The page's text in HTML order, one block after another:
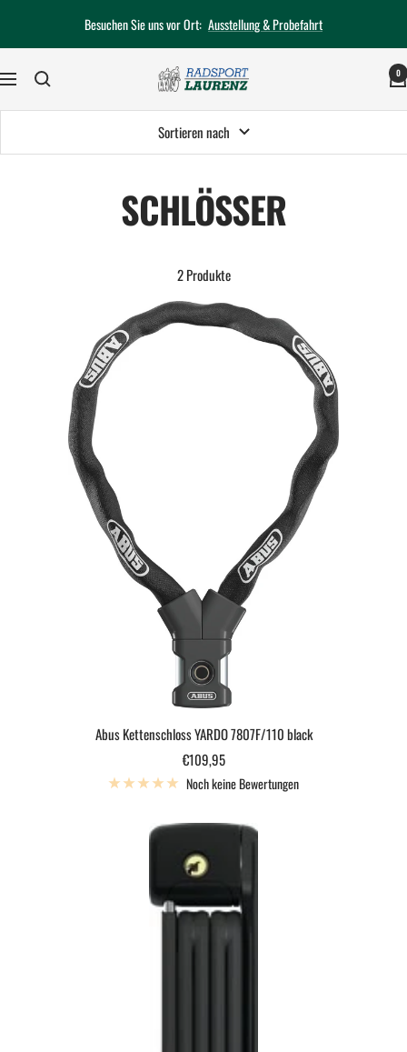
Besuchen Sie uns vor Ort: Ausstellung & Probefahrt
Navigation
Radsport-
0
Sortieren nach
SCHLÖSSER
2 Produkte
Abus Kettenschloss YARDO 7807F/110 black
Angebotspreis
€109,95
Noch keine Bewertungen